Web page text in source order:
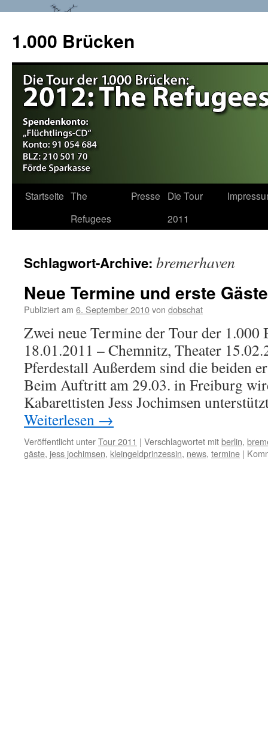
1.000 Brücken
Springe
Startseite The
Refugees
Presse
Die Tour
2011
Schlagwort-Archive: bremerhaven
Neue Termine und erste Gäste
Publiziert am 6. September 2010von dobschat
Zwei neue Termine der Tour der 1.000
18.01.2011 – Chemnitz, Theater
Pferdestall Außerdem sind die beiden
Beim Auftritt am 29.03. in Freiburg
Kabarettisten Jess Jochimsen
Weiterlesen →
Veröffentlicht unterTour 2011 | Verschlagwortet mitberlin,
gäste, jess jochimsen, kleingeldprinzessin, news, termine |